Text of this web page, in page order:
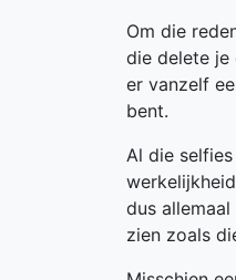
Om die
die delete je
er vanzelf
bent.
Al die
dus
zien zoals